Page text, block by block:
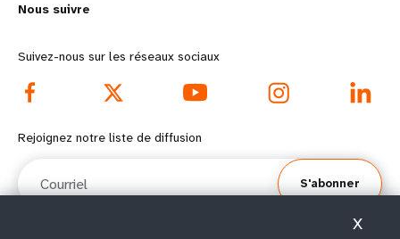
o
r
e
f
o
d
o
t
Nous suivre
Suivez-nous sur les réseaux sociaux
Rejoignez notre liste de diffusion
S'abonner
X